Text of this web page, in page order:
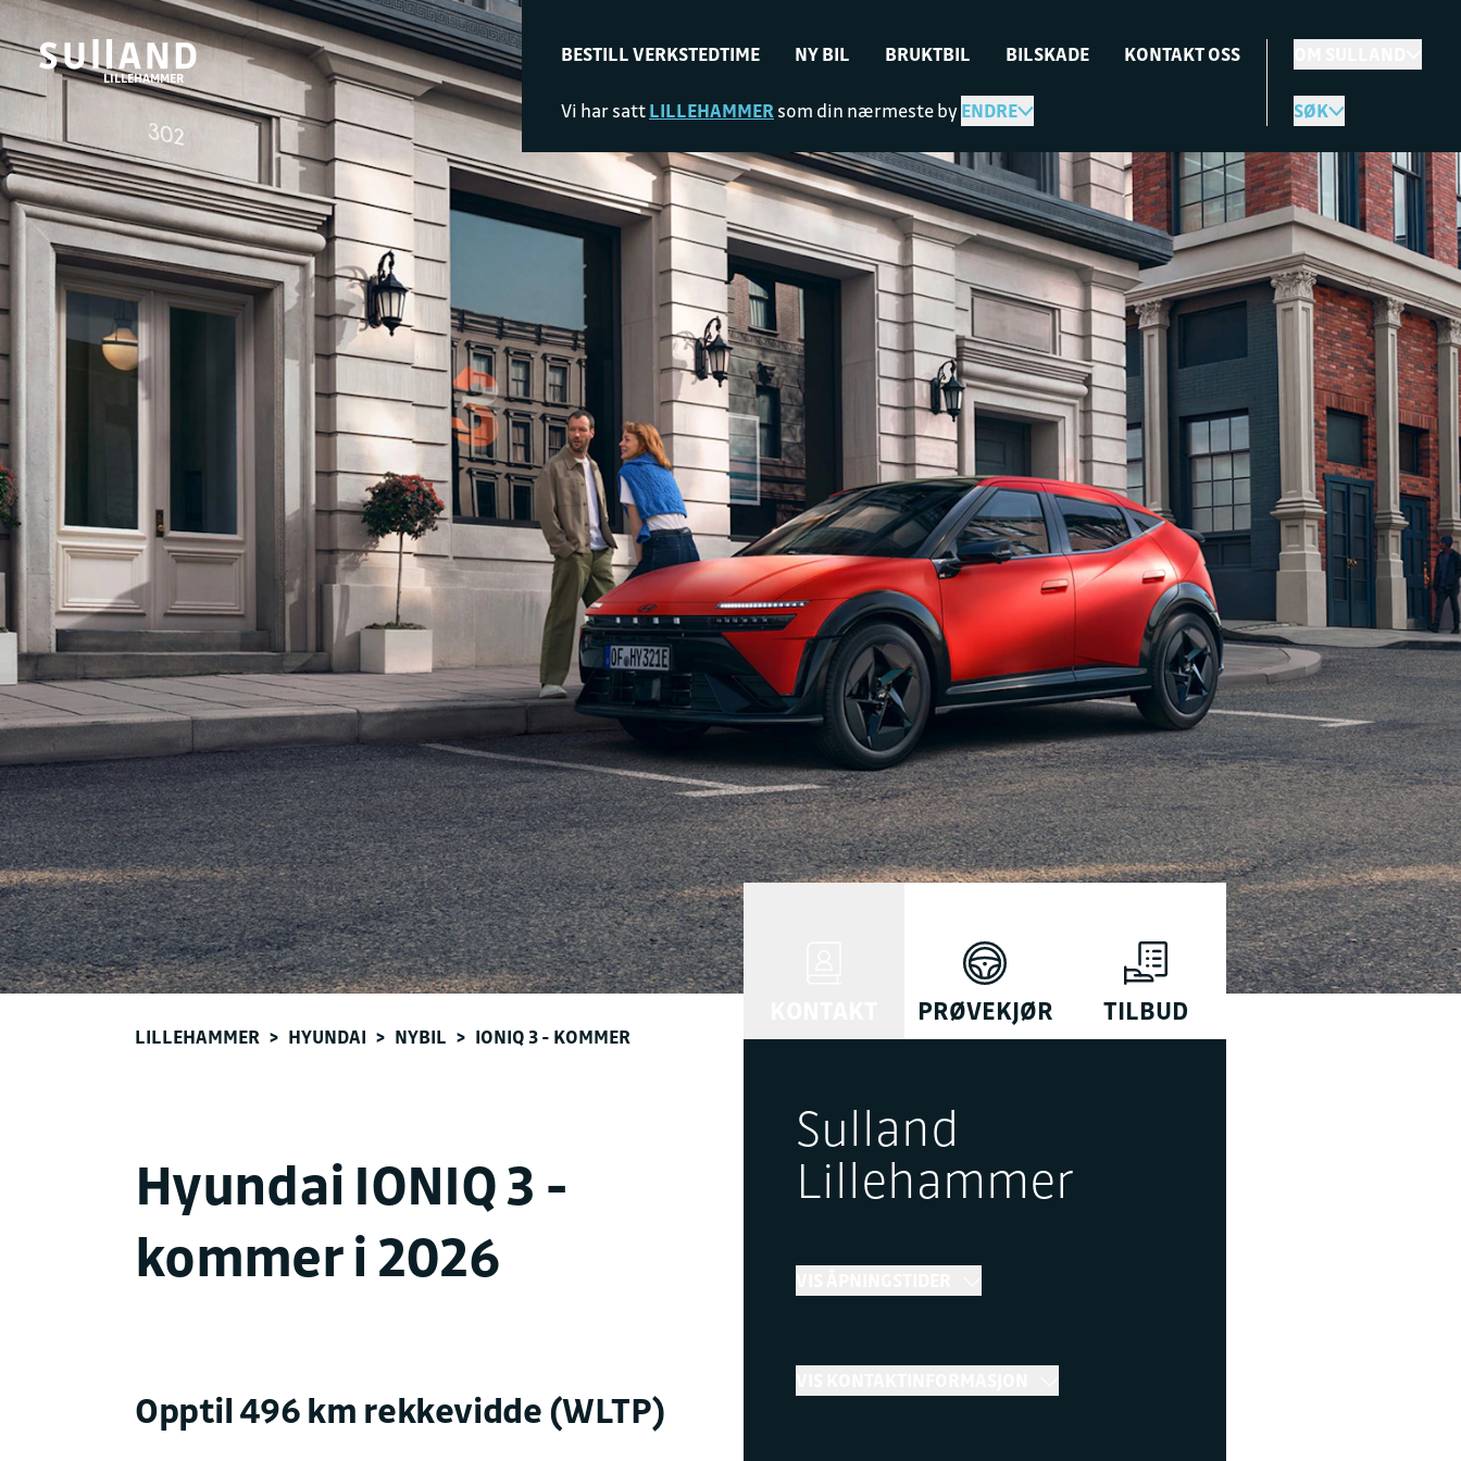
LILLEHAMMER
BESTILL VERKSTEDTIME NY BIL BRUKTBIL BILSKADE KONTAKT OSS
Vi har sattLILLEHAMMER som din nærmeste byENDRE SØK
LILLEHAMMER > HYUNDAI > NYBIL > IONIQ 3 - KOMMER
Hyundai IONIQ 3 -
kommer i 2026
Opptil 496 km rekkevidde (WLTP)
PRØVEKJØR TILBUD
Sulland
Lillehammer
←Stenger snart Stenger 14:00